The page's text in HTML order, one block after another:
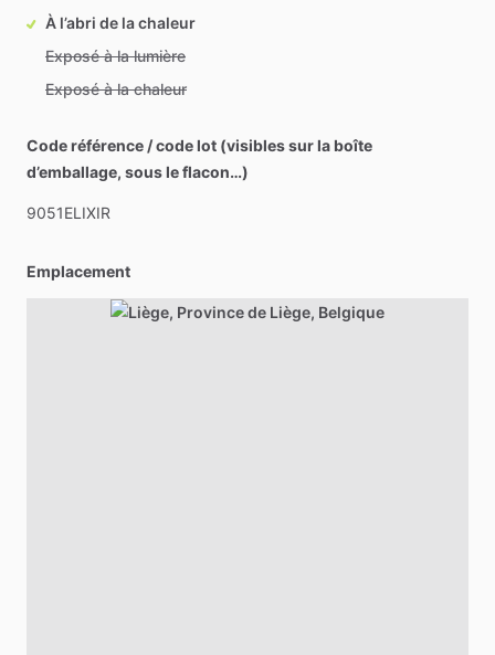
À l’abri de la chaleur
Exposé à la lumière
Exposé à la chaleur
Code référence / code lot (visibles sur la boîte
d’emballage, sous le flacon…)
9051ELIXIR
Emplacement